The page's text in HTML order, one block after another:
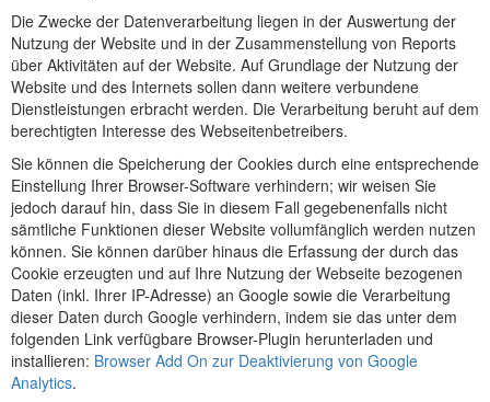
Die Zwecke der Datenverarbeitung liegen in der Auswertung der
Nutzung der Website und in der Zusammenstellung von Reports
über Aktivitäten auf der Website. Auf Grundlage der Nutzung der
Website und des Internets sollen dann weitere verbundene
Dienstleistungen erbracht werden. Die Verarbeitung beruht auf dem
berechtigten Interesse des Webseitenbetreibers.
Sie können die Speicherung der Cookies durch eine entsprechende
Einstellung Ihrer Browser-Software verhindern; wir weisen Sie
jedoch darauf hin, dass Sie in diesem Fall gegebenenfalls nicht
sämtliche Funktionen dieser Website vollumfänglich werden nutzen
können. Sie können darüber hinaus die Erfassung der durch das
Cookie erzeugten und auf Ihre Nutzung der Webseite bezogenen
Daten (inkl. Ihrer IP-Adresse) an Google sowie die Verarbeitung
dieser Daten durch Google verhindern, indem sie das unter dem
folgenden Link verfügbare Browser-Plugin herunterladen und
installieren: Browser Add On zur Deaktivierung von Google
Analytics.